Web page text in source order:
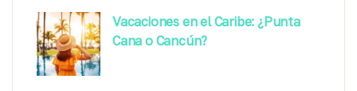
Vacaciones en el Caribe: ¿Punta
Cana o Cancún?